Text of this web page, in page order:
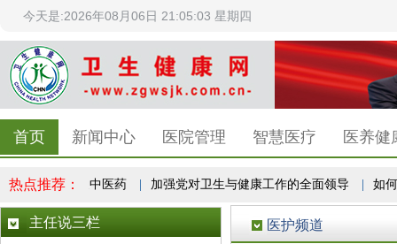
今天是:2026年08月06日 21:05:04 星期四
首页 新闻中心 医院管理 智慧医疗 医养健
热点推荐：
线振兴发展中医药 | 加强党对卫生与健康工作的全面领导 | 如何
医护频道
主任说三栏